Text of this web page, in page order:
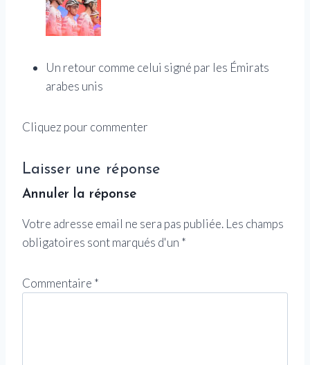
Un retour comme celui signé par les Émirats
arabes unis
Cliquez pour commenter
Laisser une réponse
Annuler la réponse
Votre adresse email ne sera pas publiée. Les champs
obligatoires sont marqués d'un *
Commentaire *